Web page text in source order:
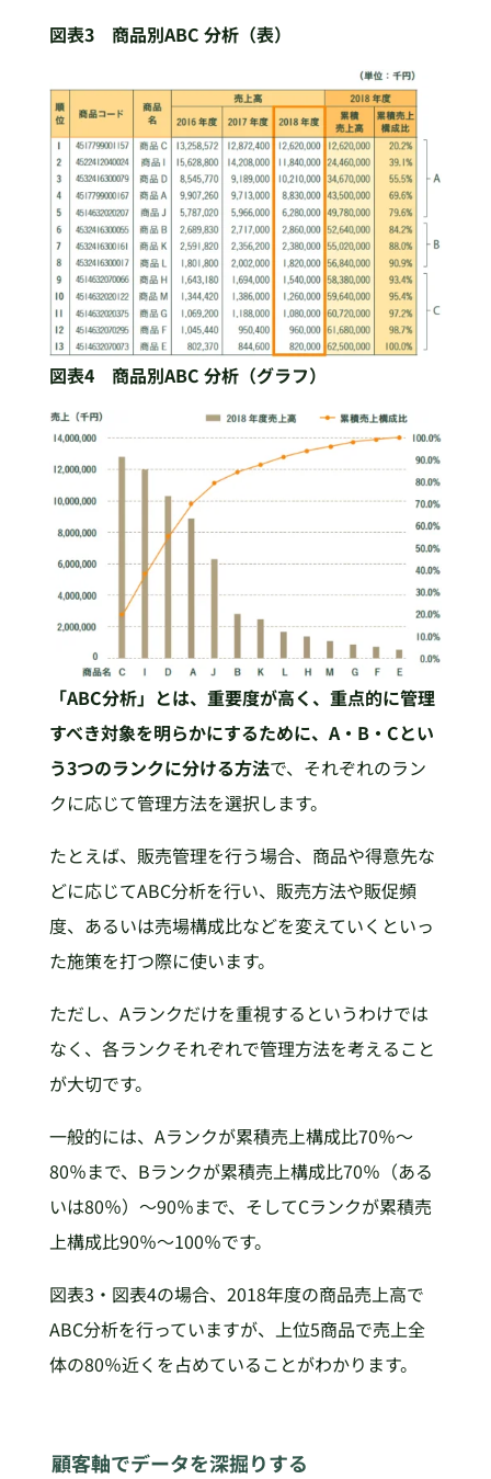
図表3 商品別ABC 分析（表）
図表4 商品別ABC 分析（グラフ）
「ABC分析」とは、重要度が高く、重点的に管理
すべき対象を明らかにするために、A・B・Cとい
う3つのランクに分ける方法で、それぞれのラン
クに応じて管理方法を選択します。
たとえば、販売管理を行う場合、商品や得意先な
どに応じてABC分析を行い、販売方法や販促頻
度、あるいは売場構成比などを変えていくといっ
た施策を打つ際に使います。
ただし、Aランクだけを重視するというわけでは
なく、各ランクそれぞれで管理方法を考えること
が大切です。
一般的には、Aランクが累積売上構成比70％～
80％まで、Bランクが累積売上構成比70％（ある
いは80％）～90％まで、そしてCランクが累積売
上構成比90％～100％です。
図表3・図表4の場合、2018年度の商品売上高で
ABC分析を行っていますが、上位5商品で売上全
体の80％近くを占めていることがわかります。
顧客軸でデータを深掘りする